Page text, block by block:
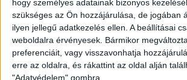
hogy személyes adatainak bizonyos
szükséges az Ön hozzájárulása, de jogában
ilyen jellegű adatkezelés ellen. A beállításai
weboldalra érvényesek. Bármikor
preferenciáit, vagy visszavonhatja
erre az oldalra, és rákattint az oldal alján
"Adatvédelem" gombra.
szükségük. Sajnos minden bizonnyal
fognak visszalépni a pályázattól attól
megnyerték. Jelentős több százezres
milliós költségről lehet szó, amit